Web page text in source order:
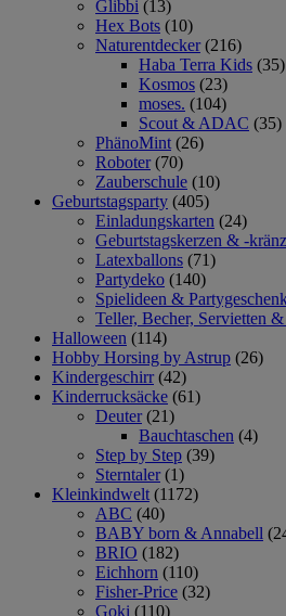
Glibbi (13)
Hex Bots (10)
Naturentdecker (216)
Haba Terra Kids (35)
Kosmos (23)
moses. (104)
Scout & ADAC (35)
PhänoMint (26)
Roboter (70)
Zauberschule (10)
Geburtstagsparty (405)
Einladungskarten (24)
Geburtstagskerzen & -
Latexballons (71)
Partydeko (140)
Spielideen &
Teller, Becher, Servietten
Halloween (114)
Hobby Horsing by Astrup (26)
Kindergeschirr (42)
Kinderrucksäcke (61)
Deuter (21)
Bauchtaschen (4)
Step by Step (39)
Sterntaler (1)
Kleinkindwelt (1172)
ABC (40)
BABY born & Annabell
BRIO (182)
Eichhorn (110)
Fisher-Price (32)
Goki (110)